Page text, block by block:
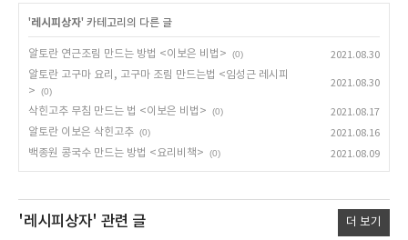
'레시피상자' 카테고리의 다른 글
알토란 연근조림 만드는 방법 <이보은 비법> (0)
2021.08.30
알토란 고구마 요리, 고구마 조림 만드는법 <임성근 레시피
>
(0)
2021.08.30
삭힌고추 무침 만드는 법 <이보은 비법> (0)
2021.08.17
알토란 이보은 삭힌고추 (0)
2021.08.16
백종원 콩국수 만드는 방법 <요리비책>
(0) 2021.08.09
'레시피상자' 관련 글 더 보기